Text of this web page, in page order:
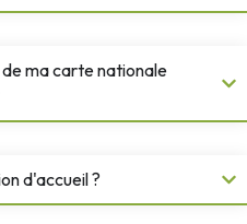
ma carte nationale
d'accueil ?